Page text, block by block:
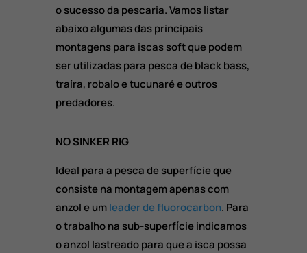
o sucesso da pescaria. Vamos listar
abaixo algumas das principais
montagens para iscas soft que podem
ser utilizadas para pesca de black bass,
traíra, robalo e tucunaré e outros
predadores.
NO SINKER RIG
Ideal para a pesca de superfície que
consiste na montagem apenas com
anzol e umleader de fluorocarbon. Para
o trabalho na sub-superfície indicamos
o anzol lastreado para que a isca possa